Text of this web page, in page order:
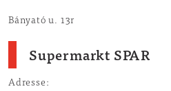
Bányató u. 13r
Supermarkt SPAR
Adresse: